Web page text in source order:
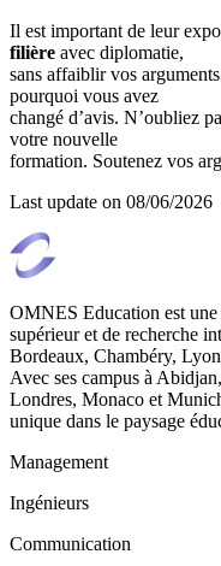
Il est important de leur
filière avec diplomatie,
sans affaiblir vos
pourquoi vous avez
changé d’avis. N’oubliez
votre nouvelle
formation. Soutenez vos
Last update on 08/06/2026
OMNES Education est
supérieur et de recherche
Bordeaux, Chambéry,
Avec ses campus à
Londres, Monaco et
unique dans le paysage
Management
Ingénieurs
Communication